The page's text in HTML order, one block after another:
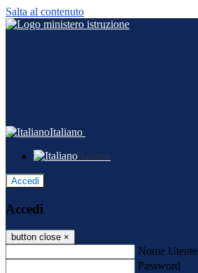
Salta al contenuto
Italiano
Italiano
Accedi
Accedi
button close ×
Nome Utente
Password